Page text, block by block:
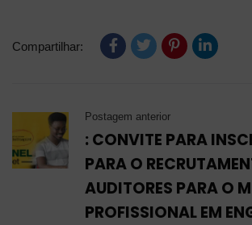
Compartilhar:
Postagem anterior
: CONVITE PARA
PARA O
AUDITORES PARA O
PROFISSIONAL EM